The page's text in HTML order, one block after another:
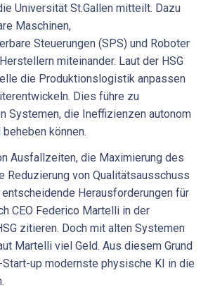
Universität St.Gallen mitteilt. Dazu
Maschinen,
Steuerungen (SPS) und Roboter
miteinander. Laut der HSG
die Produktionslogistik anpassen
Dies führe zu
Systemen, die Ineffizienzen autonom
können.
Ausfallzeiten, die Maximierung des
Reduzierung von Qualitätsausschuss
Herausforderungen für
CEO Federico Martelli in der
zitieren. Doch mit alten Systemen
Martelli viel Geld. Aus diesem Grund
up modernste physische KI in die